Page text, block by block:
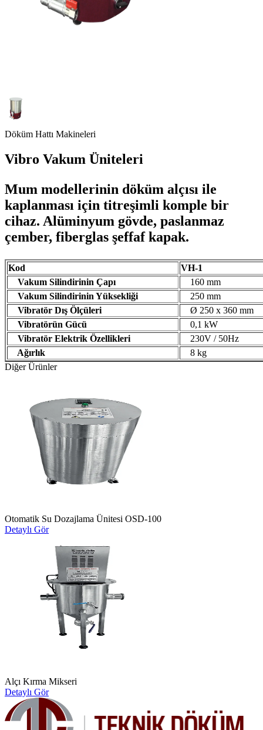
Döküm Hattı Makineleri
Vibro Vakum Üniteleri
Mum modellerinin döküm alçısı ile
kaplanması için titreşimli komple bir
cihaz. Alüminyum gövde, paslanmaz
çember, fiberglas şeffaf kapak.
Kod
VH-1
Vakum Silindirinin Çapı
160 mm
Vakum Silindirinin Yüksekliği
250 mm
Vibratör Dış Ölçüleri
Ø 250 x 360 mm
Vibratörün Gücü
0,1 kW
Vibratör Elektrik Özellikleri
230V / 50Hz
Ağırlık
8 kg
Diğer Ürünler
Otomatik Su Dozajlama Ünitesi OSD-100
Detaylı Gör
Alçı Kırma Mikseri
Detaylı Gör